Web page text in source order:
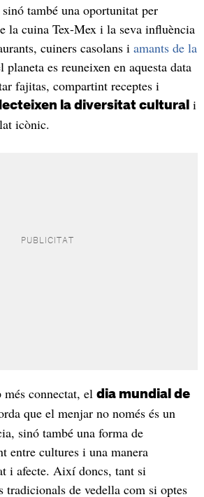
també una oportunitat per
la cuina Tex-Mex i la seva influència
cuiners casolans i amants de la
es reuneixen en aquesta data
fajitas, compartint receptes i
la diversitat cultural i
icònic.
connectat, el dia mundial de
que el menjar no només és un
sinó també una forma de
entre cultures i una manera
i afecte. Així doncs, tant si
tradicionals de vedella com si optes